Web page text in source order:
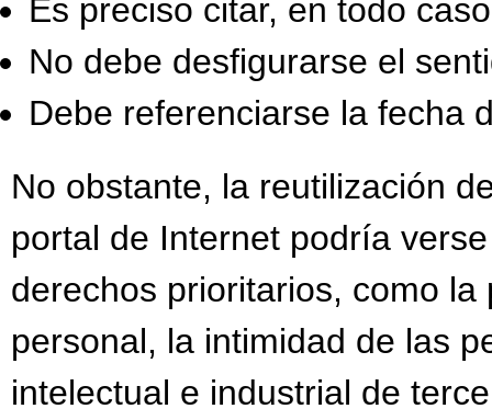
Es preciso citar, en todo
No debe desfigurarse el
Debe referenciarse la fecha
No obstante, la reutilización
portal de Internet podría
derechos prioritarios, como
personal, la intimidad de las
intelectual e industrial de